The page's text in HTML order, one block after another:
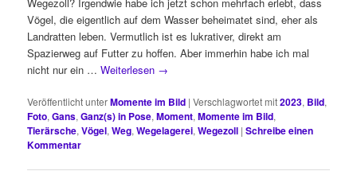
Wegezoll? Irgendwie habe ich jetzt schon mehrfach erlebt, dass
Vögel, die eigentlich auf dem Wasser beheimatet sind, eher als
Landratten leben. Vermutlich ist es lukrativer, direkt am
Spazierweg auf Futter zu hoffen. Aber immerhin habe ich mal
nicht nur ein …Weiterlesen →
Veröffentlicht unterMomente im Bild |Verschlagwortet mit2023, Bild,
Foto,Gans,Ganz(s) in Pose,Moment,Momente im Bild,
Tierärsche,Vögel,Weg,Wegelagerei,Wegezoll |Schreibe einen
Kommentar